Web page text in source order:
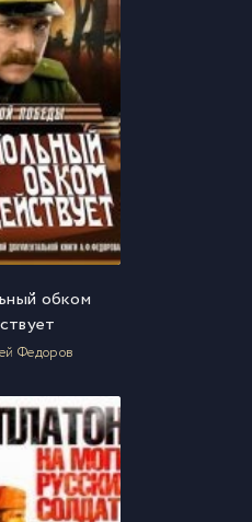
обком
Федоров